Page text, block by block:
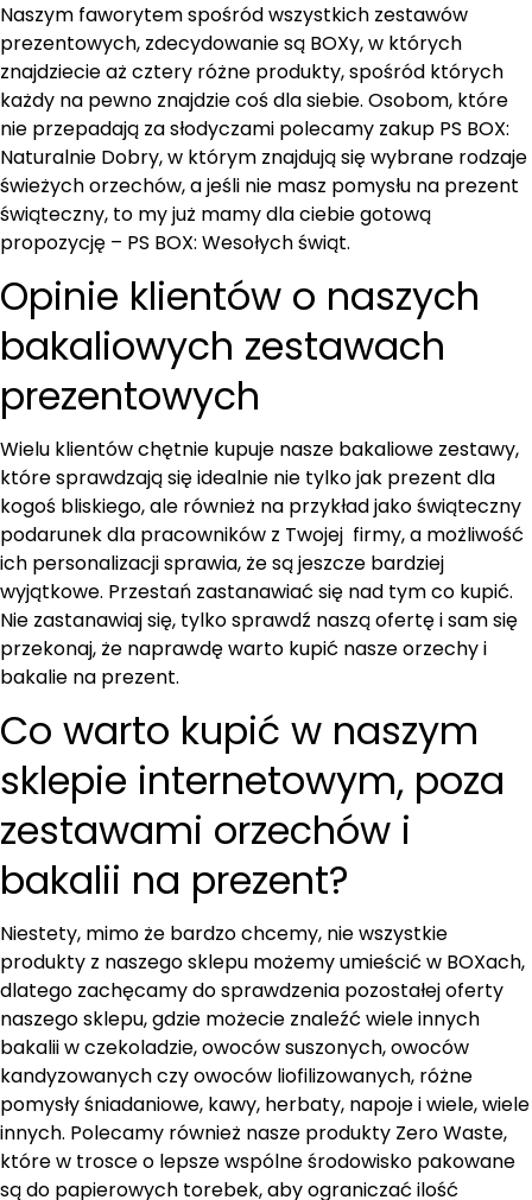
Naszym faworytem spośród wszystkich zestawów
prezentowych, zdecydowanie są BOXy, w których
znajdziecie aż cztery różne produkty, spośród których
każdy na pewno znajdzie coś dla siebie. Osobom, które
nie przepadają za słodyczami polecamy zakup PS BOX:
Naturalnie Dobry, w którym znajdują się wybrane rodzaje
świeżych orzechów, a jeśli nie masz pomysłu na prezent
świąteczny, to my już mamy dla ciebie gotową
propozycję – PS BOX: Wesołych świąt.
Opinie klientów o naszych
bakaliowych zestawach
prezentowych
Wielu klientów chętnie kupuje nasze bakaliowe zestawy,
które sprawdzają się idealnie nie tylko jak prezent dla
kogoś bliskiego, ale również na przykład jako świąteczny
podarunek dla pracowników z Twojej firmy, a możliwość
ich personalizacji sprawia, że są jeszcze bardziej
wyjątkowe. Przestań zastanawiać się nad tym co kupić.
Nie zastanawiaj się, tylko sprawdź naszą ofertę i sam się
przekonaj, że naprawdę warto kupić nasze orzechy i
bakalie na prezent.
Co warto kupić w naszym
sklepie internetowym, poza
zestawami orzechów i
bakalii na prezent?
Niestety, mimo że bardzo chcemy, nie wszystkie
produkty z naszego sklepu możemy umieścić w BOXach,
dlatego zachęcamy do sprawdzenia pozostałej oferty
naszego sklepu, gdzie możecie znaleźć wiele innych
bakalii w czekoladzie, owoców suszonych, owoców
kandyzowanych czy owoców liofilizowanych, różne
pomysły śniadaniowe, kawy, herbaty, napoje i wiele, wiele
innych. Polecamy również nasze produkty Zero Waste,
które w trosce o lepsze wspólne środowisko pakowane
są do papierowych torebek, aby ograniczać ilość